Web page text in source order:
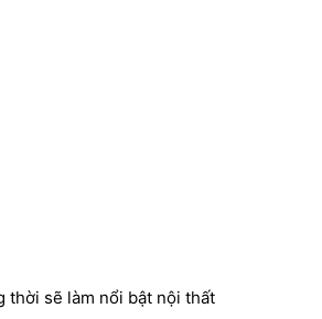
thời sẽ làm nổi bật nội thất